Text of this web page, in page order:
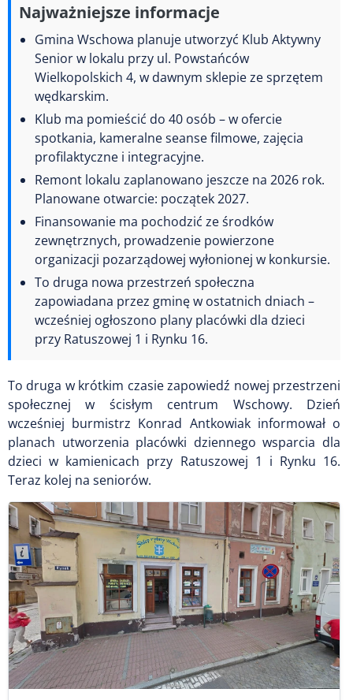
Najważniejsze informacje
Gmina Wschowa planuje utworzyć Klub Aktywny
Senior w lokalu przy ul. Powstańców
Wielkopolskich 4, w dawnym sklepie ze sprzętem
wędkarskim.
Klub ma pomieścić do 40 osób – w ofercie
spotkania, kameralne seanse filmowe, zajęcia
profilaktyczne i integracyjne.
Remont lokalu zaplanowano jeszcze na 2026 rok.
Planowane otwarcie: początek 2027.
Finansowanie ma pochodzić ze środków
zewnętrznych, prowadzenie powierzone
organizacji pozarządowej wyłonionej w konkursie.
To druga nowa przestrzeń społeczna
zapowiadana przez gminę w ostatnich dniach –
wcześniej ogłoszono plany placówki dla dzieci
przy Ratuszowej 1 i Rynku 16.
To druga w krótkim czasie zapowiedź nowej przestrzeni
społecznej w ścisłym centrum Wschowy. Dzień
wcześniej burmistrz Konrad Antkowiak informował o
planach utworzenia placówki dziennego wsparcia dla
dzieci w kamienicach przy Ratuszowej 1 i Rynku 16.
Teraz kolej na seniorów.